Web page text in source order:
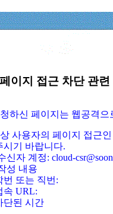
이지 접근 차단 관
하신 페이지는 웹공격
사용자의 페이지 접근
시기 바랍니다.
신자 계정: cloud-
성 내용
번 또는 직번:
속 URL:
단된 시간